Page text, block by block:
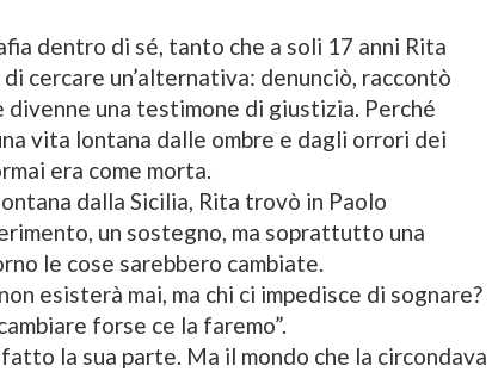
dentro di sé, tanto che a soli 17 anni Rita
cercare un’alternativa: denunciò, raccontò
una testimone di giustizia. Perché
vita lontana dalle ombre e dagli orrori dei
era come morta.
dalla Sicilia, Rita trovò in Paolo
un sostegno, ma soprattutto una
le cose sarebbero cambiate.
esisterà mai, ma chi ci impedisce di sognare?
forse ce la faremo”.
la sua parte. Ma il mondo che la circondava